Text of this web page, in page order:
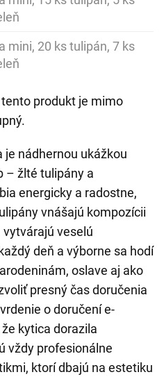
mini, 20 ks tulipán, 7 ks
produkt je mimo
nádhernou ukážkou
– žlté tulipány a
energicky a radostne,
vnášajú kompozícii
veselú
deň a výborne sa hodí
oslave aj ako
presný čas doručenia
o doručení e-
kytica dorazila
vždy profesionálne
ktorí dbajú na estetiku